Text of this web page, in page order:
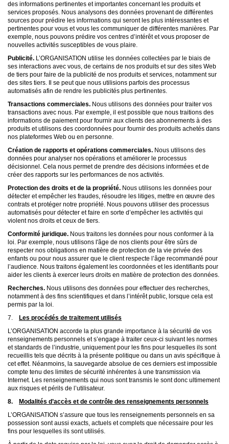
des informations pertinentes et importantes concernant les produits et
services proposés. Nous analysons des données provenant de différentes
sources pour prédire les informations qui seront les plus intéressantes et
pertinentes pour vous et vous les communiquer de différentes manières. Par
exemple, nous pouvons prédire vos centres d’intérêt et vous proposer de
nouvelles activités susceptibles de vous plaire.
Publicité. L’ORGANISATION utilise les données collectées par le biais de
ses interactions avec vous, de certains de nos produits et sur des sites Web
de tiers pour faire de la publicité de nos produits et services, notamment sur
des sites tiers. Il se peut que nous utilisions parfois des processus
automatisés afin de rendre les publicités plus pertinentes.
Transactions commerciales. Nous utilisons des données pour traiter vos
transactions avec nous. Par exemple, il est possible que nous traitions des
informations de paiement pour fournir aux clients des abonnements à des
produits et utilisons des coordonnées pour fournir des produits achetés dans
nos plateformes Web ou en personne.
Création de rapports et opérations commerciales. Nous utilisons des
données pour analyser nos opérations et améliorer le processus
décisionnel. Cela nous permet de prendre des décisions informées et de
créer des rapports sur les performances de nos activités.
Protection des droits et de la propriété. Nous utilisons les données pour
détecter et empêcher les fraudes, résoudre les litiges, mettre en œuvre des
contrats et protéger notre propriété. Nous pouvons utiliser des processus
automatisés pour détecter et faire en sorte d’empêcher les activités qui
violent nos droits et ceux de tiers.
Conformité juridique. Nous traitons les données pour nous conformer à la
loi. Par exemple, nous utilisons l'âge de nos clients pour être sûrs de
respecter nos obligations en matière de protection de la vie privée des
enfants ou pour nous assurer que le client respecte l’âge recommandé pour
l’audience. Nous traitons également les coordonnées et les identifiants pour
aider les clients à exercer leurs droits en matière de protection des données.
Recherches. Nous utilisons des données pour effectuer des recherches,
notamment à des fins scientifiques et dans l’intérêt public, lorsque cela est
permis par la loi.
7.
Les procédés de traitement utilisés
L’ORGANISATION accorde la plus grande importance à la sécurité de vos
renseignements personnels et s’engage à traiter ceux-ci suivant les normes
et standards de l’industrie, uniquement pour les fins pour lesquelles ils sont
recueillis tels que décrits à la présente politique ou dans un avis spécifique à
cet effet. Néanmoins, la sauvegarde absolue de ces derniers est impossible
compte tenu des limites de sécurité inhérentes à une transmission via
Internet. Les renseignements qui nous sont transmis le sont donc ultimement
aux risques et périls de l’utilisateur.
8.
Modalités d’accès et de contrôle des renseignements personnels
L’ORGANISATION s’assure que tous les renseignements personnels en sa
possession sont aussi exacts, actuels et complets que nécessaire pour les
fins pour lesquelles ils sont utilisés.